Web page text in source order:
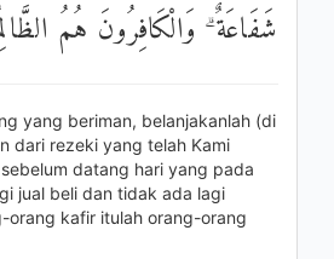
شَفَاعَةٌ ۗ وَالْكَافِرُونَ هُمُ
yang beriman, belanjakanlah (di
dari rezeki yang telah Kami
datang hari yang pada
jual beli dan tidak ada lagi
orang kafir itulah orang-orang